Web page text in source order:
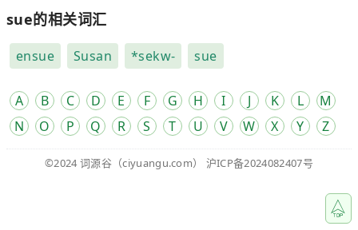
sue的相关词汇
ensue Susan *sekw- sue
A B C D E F G H I J K L
M
N
O P Q R S T U V W X Y Z
©2024 词源谷 （ciyuangu.com） 沪ICP备2024082407号